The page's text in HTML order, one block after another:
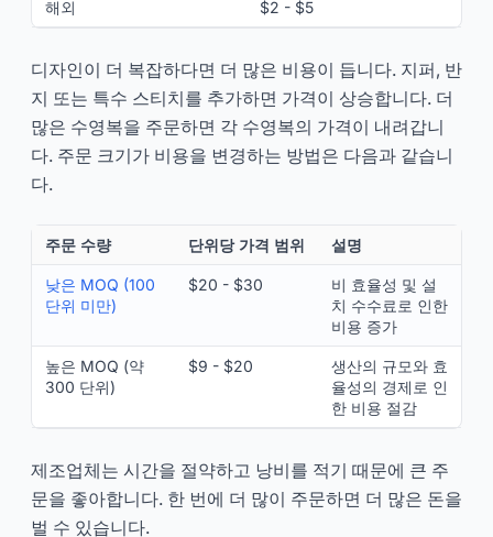
해외 $2 - $5
디자인이 더 복잡하다면 더 많은 비용이 듭니다. 지퍼, 반
지 또는 특수 스티치를 추가하면 가격이 상승합니다. 더
많은 수영복을 주문하면 각 수영복의 가격이 내려갑니
다. 주문 크기가 비용을 변경하는 방법은 다음과 같습니
다.
주문 수량 단위당 가격 범위 설명
낮은 MOQ (100
단위 미만)
$20 - $30
비 효율성 및 설
치 수수료로 인한
비용 증가
높은 MOQ (약
300 단위)
$9 - $20
생산의 규모와 효
율성의 경제로 인
한 비용 절감
제조업체는 시간을 절약하고 낭비를 적기 때문에 큰 주
문을 좋아합니다. 한 번에 더 많이 주문하면 더 많은 돈을
벌 수 있습니다.